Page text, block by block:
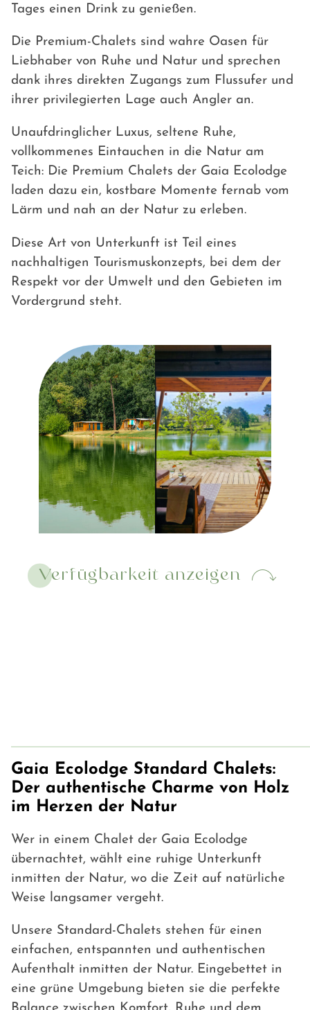
Tages einen Drink zu genießen.
Die Premium-Chalets sind wahre Oasen für
Liebhaber von Ruhe und Natur und sprechen
dank ihres direkten Zugangs zum Flussufer und
ihrer privilegierten Lage auch Angler an.
Unaufdringlicher Luxus, seltene Ruhe,
vollkommenes Eintauchen in die Natur am
Teich: Die Premium Chalets der Gaia Ecolodge
laden dazu ein, kostbare Momente fernab vom
Lärm und nah an der Natur zu erleben.
Diese Art von Unterkunft ist Teil eines
nachhaltigen Tourismuskonzepts, bei dem der
Respekt vor der Umwelt und den Gebieten im
Vordergrund steht.
Verfügbarkeit anzeigen
Gaia Ecolodge Standard Chalets:
Der authentische Charme von Holz
im Herzen der Natur
Wer in einem Chalet der Gaia Ecolodge
übernachtet, wählt eine ruhige Unterkunft
inmitten der Natur, wo die Zeit auf natürliche
Weise langsamer vergeht.
Unsere Standard-Chalets stehen für einen
einfachen, entspannten und authentischen
Aufenthalt inmitten der Natur. Eingebettet in
eine grüne Umgebung bieten sie die perfekte